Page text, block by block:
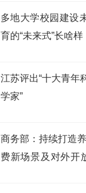
多地大学校园建设
育的“未来式”长啥样
江苏评出“十大青年
学家”
商务部：持续打造
费新场景及对外开